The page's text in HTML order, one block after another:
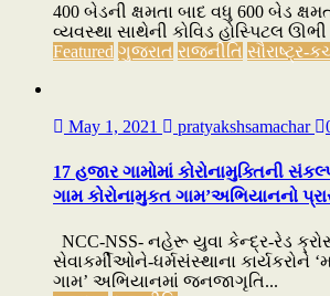
400 બેડની ક્ષમતા બાદ વધુ 600 બેડ
વ્યવસ્થા સાથેની કોવિડ હોસ્પિટલ
Featured ગુજરાત રાજનીતિ સૌરાષ્ટ્ર-
May 1, 2021 pratyakshsamachar
17 હજાર ગામોમાં કોરોનામુક્તિની
ગામ કોરોનામુકત ગામ’અભિયાનનો
NCC-NSS- નહેરૂ યુવા કેન્દ્ર-રેડ
સેવાકર્મીઓને-ધર્મસંસ્થાના કાર્યકરોને
ગામ’ અભિયાનમાં જનજાગૃતિ...